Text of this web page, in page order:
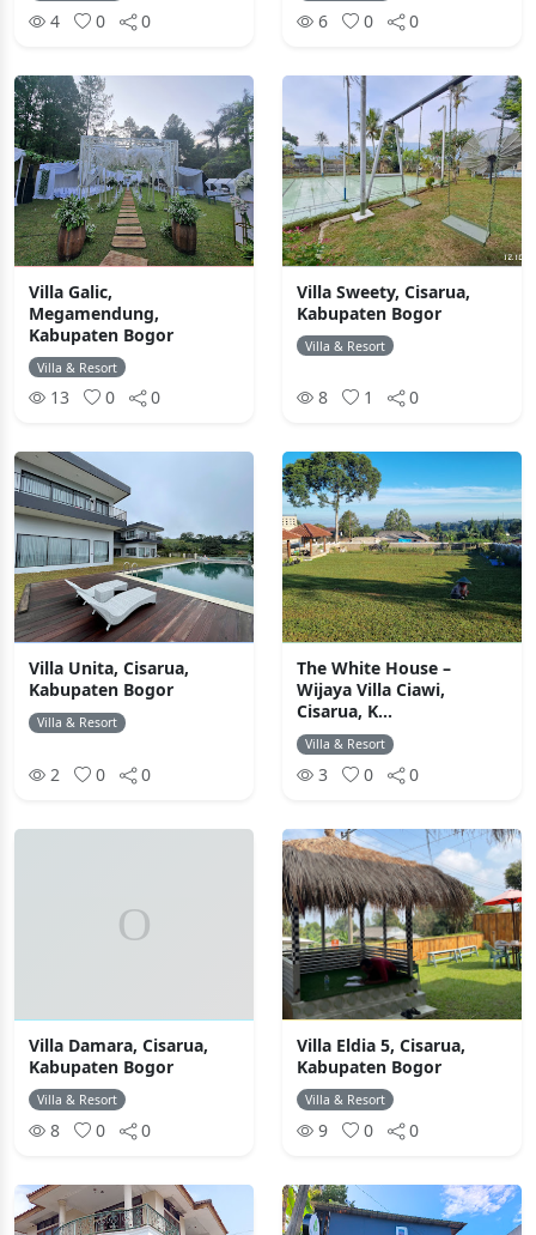
4 0 0 6 0 0
Villa Galic,
Megamendung,
Kabupaten Bogor
Villa & Resort
13 0 0
Villa Sweety, Cisarua,
Kabupaten Bogor
Villa & Resort
8 1 0
Villa Unita, Cisarua,
Kabupaten Bogor
Villa & Resort
2 0 0
The White House –
Wijaya Villa Ciawi,
Cisarua, K...
Villa & Resort
3 0 0
Villa Damara, Cisarua,
Kabupaten Bogor
Villa & Resort
8 0 0
Villa Eldia 5, Cisarua,
Kabupaten Bogor
Villa & Resort
9 0 0